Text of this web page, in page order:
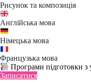
Рисунок та композиція
Англійська мова
Німецька мова
Французька мова
Програми підготовки з
Записатися